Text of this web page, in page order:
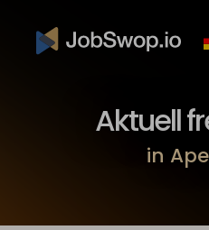
Aktuell
in